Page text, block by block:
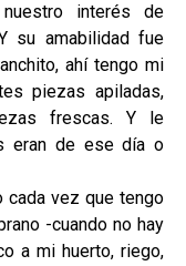
interés de
su amabilidad fue
ahí tengo mi
piezas apiladas,
frescas. Y le
eran de ese día o
cada vez que tengo
-cuando no hay
a mi huerto, riego,